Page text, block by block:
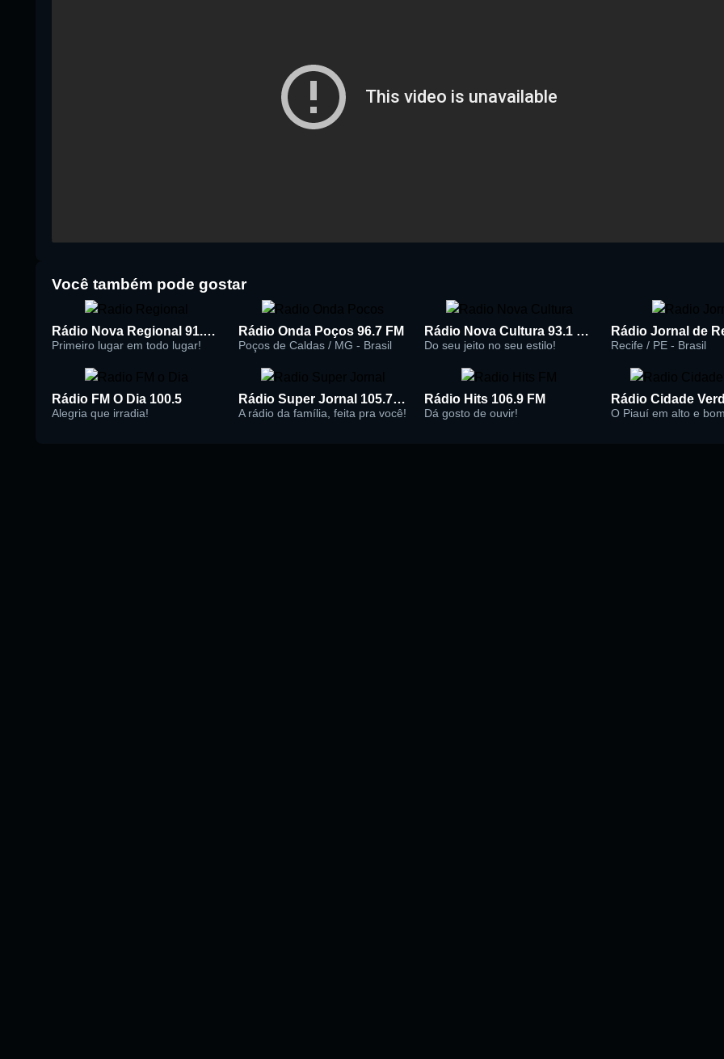
Você também pode gostar
Rádio Nova Regional 91.5 FM
Primeiro lugar em todo lugar!
Rádio Onda Poços 96.7 FM
Poços de Caldas / MG - Brasil
Rádio Nova Cultura 93.1 FM
Do seu jeito no seu estilo! Recife / PE - Brasil
Rádio FM O Dia 100.5
Alegria que irradia!
Rádio Super Jornal 105.7 FM
A rádio da família, feita pra você!
Rádio Hits 106.9 FM
Dá gosto de ouvir! O Piauí em alto e